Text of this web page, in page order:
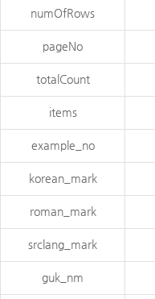
numOfRows
pageNo
totalCount
items
example_no
korean_mark
roman_mark
srclang_mark
guk_nm